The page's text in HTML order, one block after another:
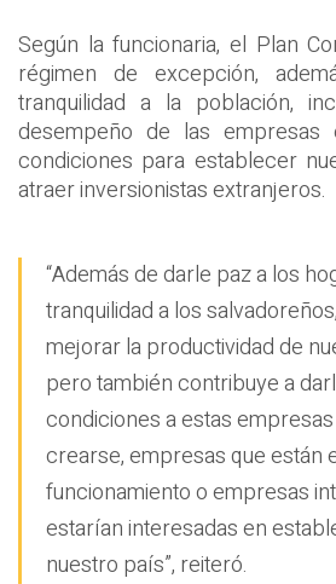
Según la funcionaria, el Plan
régimen de excepción,
tranquilidad a la población,
desempeño de las empresas
condiciones para establecer
atraer inversionistas extranjeros.
“Además de darle paz a los
tranquilidad a los
mejorar la productividad de
pero también contribuye a
condiciones a estas
crearse, empresas que están
funcionamiento o empresas
estarían interesadas en
nuestro país”, reiteró.